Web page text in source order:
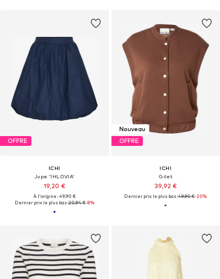
OFFRE
ICHI
Jupe 'IHLOVIA'
19,20 €
À l'origine : 49,90 €
Dernier prix le plus bas :20,94 €-8%
Nouveau
OFFRE
ICHI
Gilet
39,92 €
Dernier prix le plus bas :49,90 €-20%